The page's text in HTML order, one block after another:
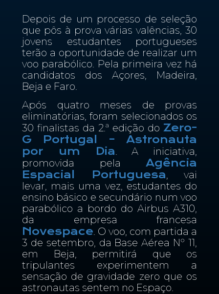
Depois de um processo de seleção
que pôs à prova várias valências, 30
jovens estudantes portugueses
terão a oportunidade de realizar um
voo parabólico. Pela primeira vez há
candidatos dos Açores, Madeira,
Beja e Faro.
Após quatro meses de provas
eliminatórias, foram selecionados os
30 finalistas da 2.ª edição do Zero-
G Portugal – Astronauta
por um Dia. A iniciativa,
promovida pela Agência
Espacial Portuguesa, vai
levar, mais uma vez, estudantes do
ensino básico e secundário num voo
parabólico a bordo do Airbus A310,
da empresa francesa
Novespace. O voo, com partida a
3 de setembro, da Base Aérea Nº 11,
em Beja, permitirá que os
tripulantes experimentem a
sensação de gravidade zero que os
astronautas sentem no Espaço.